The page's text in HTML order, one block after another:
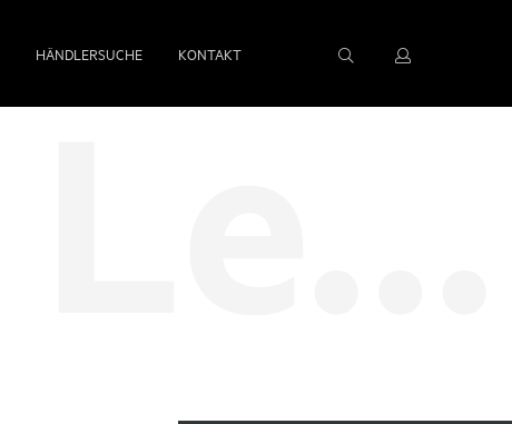
HÄNDLERSUCHE KONTAKT